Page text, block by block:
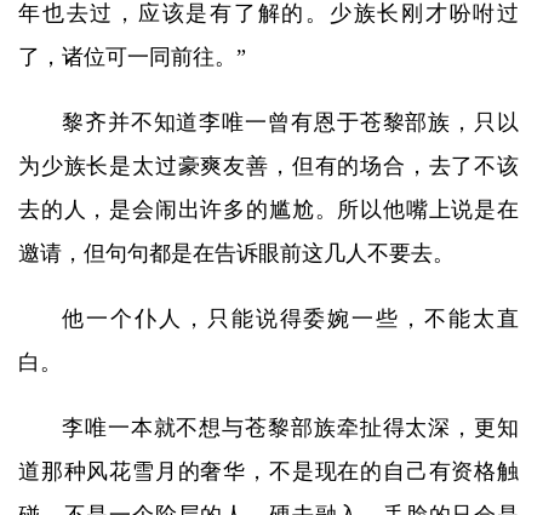
年也去过，应该是有了解的。少族长刚才吩咐过
了，诸位可一同前往。”
黎齐并不知道李唯一曾有恩于苍黎部族，只以
为少族长是太过豪爽友善，但有的场合，去了不该
去的人，是会闹出许多的尴尬。所以他嘴上说是在
邀请，但句句都是在告诉眼前这几人不要去。
他一个仆人，只能说得委婉一些，不能太直
白。
李唯一本就不想与苍黎部族牵扯得太深，更知
道那种风花雪月的奢华，不是现在的自己有资格触